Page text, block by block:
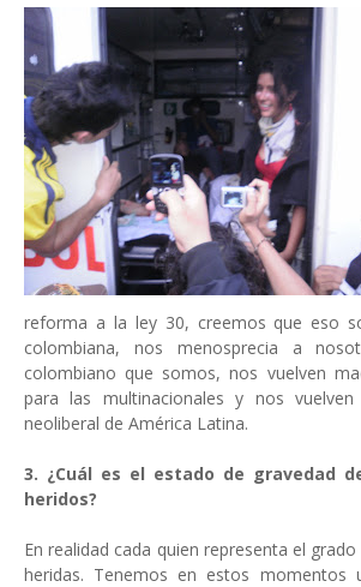
reforma a la ley 30, creemos que eso
colombiana, nos menosprecia a
colombiano que somos, nos vuelven
para las multinacionales y nos
neoliberal de América Latina.
3. ¿Cuál es el estado de gravedad
heridos?
En realidad cada quien representa el
heridas. Tenemos en estos momentos